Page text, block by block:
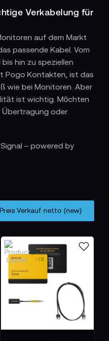
Verkabelung für
auf dem Markt
passende Kabel. Vom
bis hin zu speziellen
Pogo Kontakten, ist das
wie bei Monitoren. Aber
ist wichtig. Möchten
Übertragung oder
– powered by